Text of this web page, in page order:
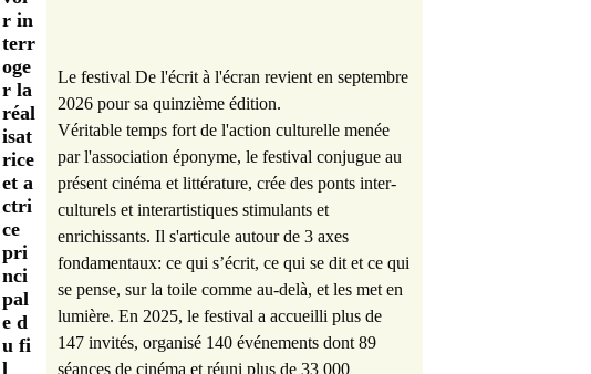
r in
terr
oge
r la
réal
isat
rice
et a
ctri
ce
pri
nci
pal
e d
u fi
l
Le festival De l'écrit à l'écran revient en septembre
2026 pour sa quinzième édition.
Véritable temps fort de l'action culturelle menée
par l'association éponyme, le festival conjugue au
présent cinéma et littérature, crée des ponts inter-
culturels et interartistiques stimulants et
enrichissants. Il s'articule autour de 3 axes
fondamentaux: ce qui s’écrit, ce qui se dit et ce qui
se pense, sur la toile comme au-delà, et les met en
lumière. En 2025, le festival a accueilli plus de
147 invités, organisé 140 événements dont 89
séances de cinéma et réuni plus de 33 000